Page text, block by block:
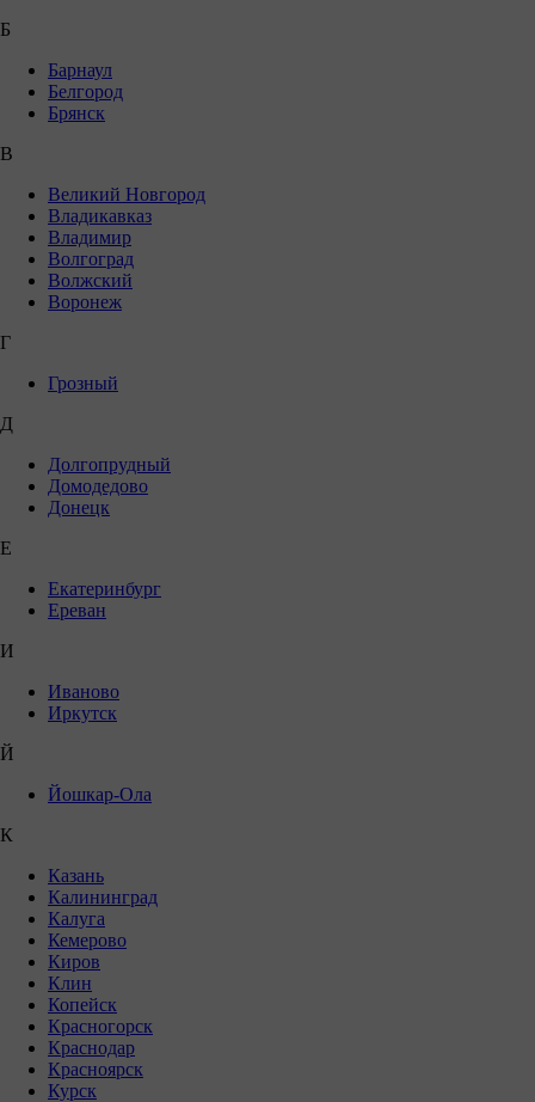
Б
Барнаул
Белгород
Брянск
В
Великий Новгород
Владикавказ
Владимир
Волгоград
Волжский
Воронеж
Г
Грозный
Д
Долгопрудный
Домодедово
Донецк
Е
Екатеринбург
Ереван
И
Иваново
Иркутск
Й
Йошкар-Ола
К
Казань
Калининград
Калуга
Кемерово
Киров
Клин
Копейск
Красногорск
Краснодар
Красноярск
Курск